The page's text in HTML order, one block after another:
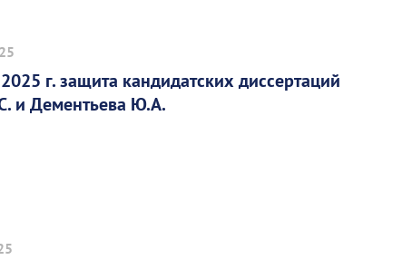
г. защита кандидатских диссертаций
и Дементьева Ю.А.